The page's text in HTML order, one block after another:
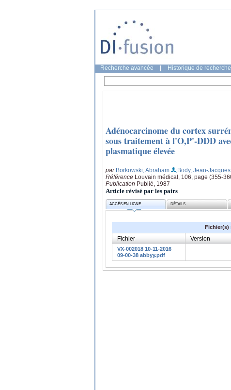
Recherche avancée Historique de recherche
Adénocarcinome du cortex
sous traitement à l'O,P'-DDD
plasmatique élevée
par Borkowski, Abraham
;Body, Jean-Jacques
Référence Louvain médical, 106, page (355-
Publication Publié, 1987
Article révisé par les pairs
ACCÈS EN LIGNE DÉTAILS
Fichier(s)
Fichier Version
VX-002018 10-11-2016
09-00-38 abbyy.pdf